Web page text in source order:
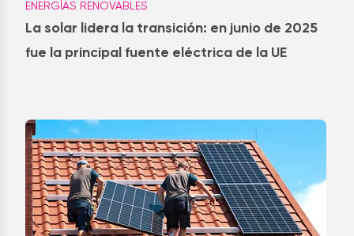
ENERGÍAS RENOVABLES
La solar lidera la transición: en junio de 2025
fue la principal fuente eléctrica de la UE